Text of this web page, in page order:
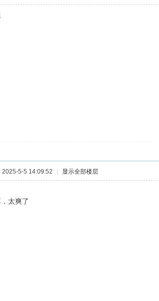
2025-5-5 14:09:52 显示全部楼层
太爽了